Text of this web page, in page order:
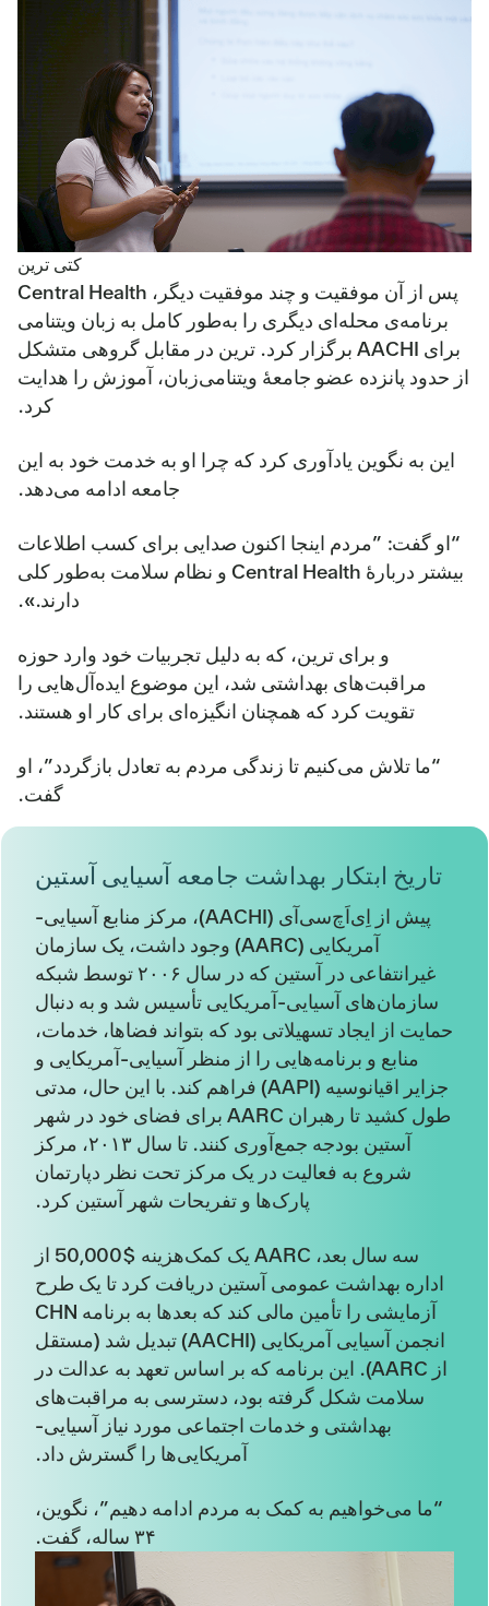
کتی ترین
پس از آن موفقیت و چند موفقیت دیگر، Central Health
برنامه‌ی محله‌ای دیگری را به‌طور کامل به زبان ویتنامی
برای AACHI برگزار کرد. ترین در مقابل گروهی متشکل
از حدود پانزده عضو جامعهٔ ویتنامی‌زبان، آموزش را هدایت
کرد.
این به نگوین یادآوری کرد که چرا او به خدمت خود به این
جامعه ادامه می‌دهد.
“او گفت: ”مردم اینجا اکنون صدایی برای کسب اطلاعات
بیشتر دربارهٔ Central Health و نظام سلامت به‌طور کلی
دارند.».
و برای ترین، که به دلیل تجربیات خود وارد حوزه
مراقبت‌های بهداشتی شد، این موضوع ایده‌آل‌هایی را
تقویت کرد که همچنان انگیزه‌ای برای کار او هستند.
“ما تلاش می‌کنیم تا زندگی مردم به تعادل بازگردد”، او
گفت.
تاریخ ابتکار بهداشت جامعه آسیایی آستین
پیش از اِی‌اَچ‌سی‌آی (AACHI)، مرکز منابع آسیایی-
آمریکایی (AARC) وجود داشت، یک سازمان
غیرانتفاعی در آستین که در سال ۲۰۰۶ توسط شبکه
سازمان‌های آسیایی-آمریکایی تأسیس شد و به دنبال
حمایت از ایجاد تسهیلاتی بود که بتواند فضاها، خدمات،
منابع و برنامه‌هایی را از منظر آسیایی-آمریکایی و
جزایر اقیانوسیه (AAPI) فراهم کند. با این حال، مدتی
طول کشید تا رهبران AARC برای فضای خود در شهر
آستین بودجه جمع‌آوری کنند. تا سال ۲۰۱۳، مرکز
شروع به فعالیت در یک مرکز تحت نظر دپارتمان
پارک‌ها و تفریحات شهر آستین کرد.
سه سال بعد، AARC یک کمک‌هزینه $50,000 از
اداره بهداشت عمومی آستین دریافت کرد تا یک طرح
آزمایشی را تأمین مالی کند که بعدها به برنامه CHN
انجمن آسیایی آمریکایی (AACHI) تبدیل شد (مستقل
از AARC). این برنامه که بر اساس تعهد به عدالت در
سلامت شکل گرفته بود، دسترسی به مراقبت‌های
بهداشتی و خدمات اجتماعی مورد نیاز آسیایی-
آمریکایی‌ها را گسترش داد.
“ما می‌خواهیم به کمک به مردم ادامه دهیم”، نگوین،
۳۴ ساله، گفت.